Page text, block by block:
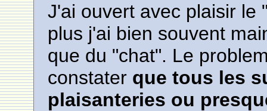
J'ai ouvert avec plaisir le
plus j'ai bien souvent
que du "chat". Le
constater que tous les
plaisanteries ou